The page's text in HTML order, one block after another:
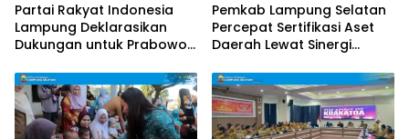
Partai Rakyat Indonesia
Lampung Deklarasikan
Dukungan untuk Prabowo
Pemkab Lampung Selatan
Percepat Sertifikasi Aset
Daerah Lewat Sinergi
Pertanahan